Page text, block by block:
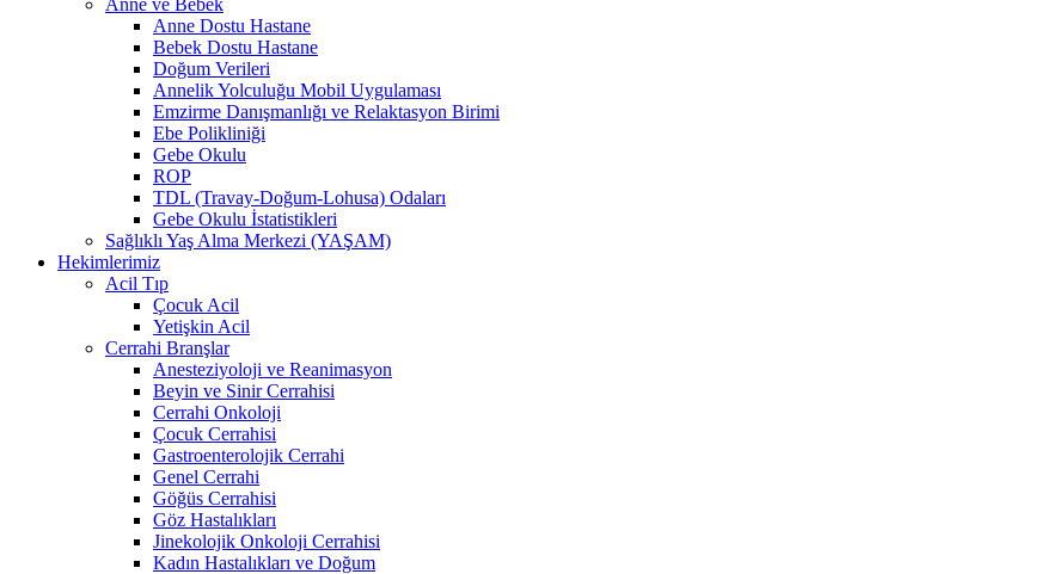
Anne Dostu Hastane
Bebek Dostu Hastane
Doğum Verileri
Annelik Yolculuğu Mobil Uygulaması
Emzirme Danışmanlığı ve Relaktasyon Birimi
Ebe Polikliniği
Gebe Okulu
ROP
TDL (Travay-Doğum-Lohusa) Odaları
Gebe Okulu İstatistikleri
Sağlıklı Yaş Alma Merkezi (YAŞAM)
Hekimlerimiz
Acil Tıp
Çocuk Acil
Yetişkin Acil
Cerrahi Branşlar
Anesteziyoloji ve Reanimasyon
Beyin ve Sinir Cerrahisi
Cerrahi Onkoloji
Çocuk Cerrahisi
Gastroenterolojik Cerrahi
Genel Cerrahi
Göğüs Cerrahisi
Göz Hastalıkları
Jinekolojik Onkoloji Cerrahisi
Kadın Hastalıkları ve Doğum